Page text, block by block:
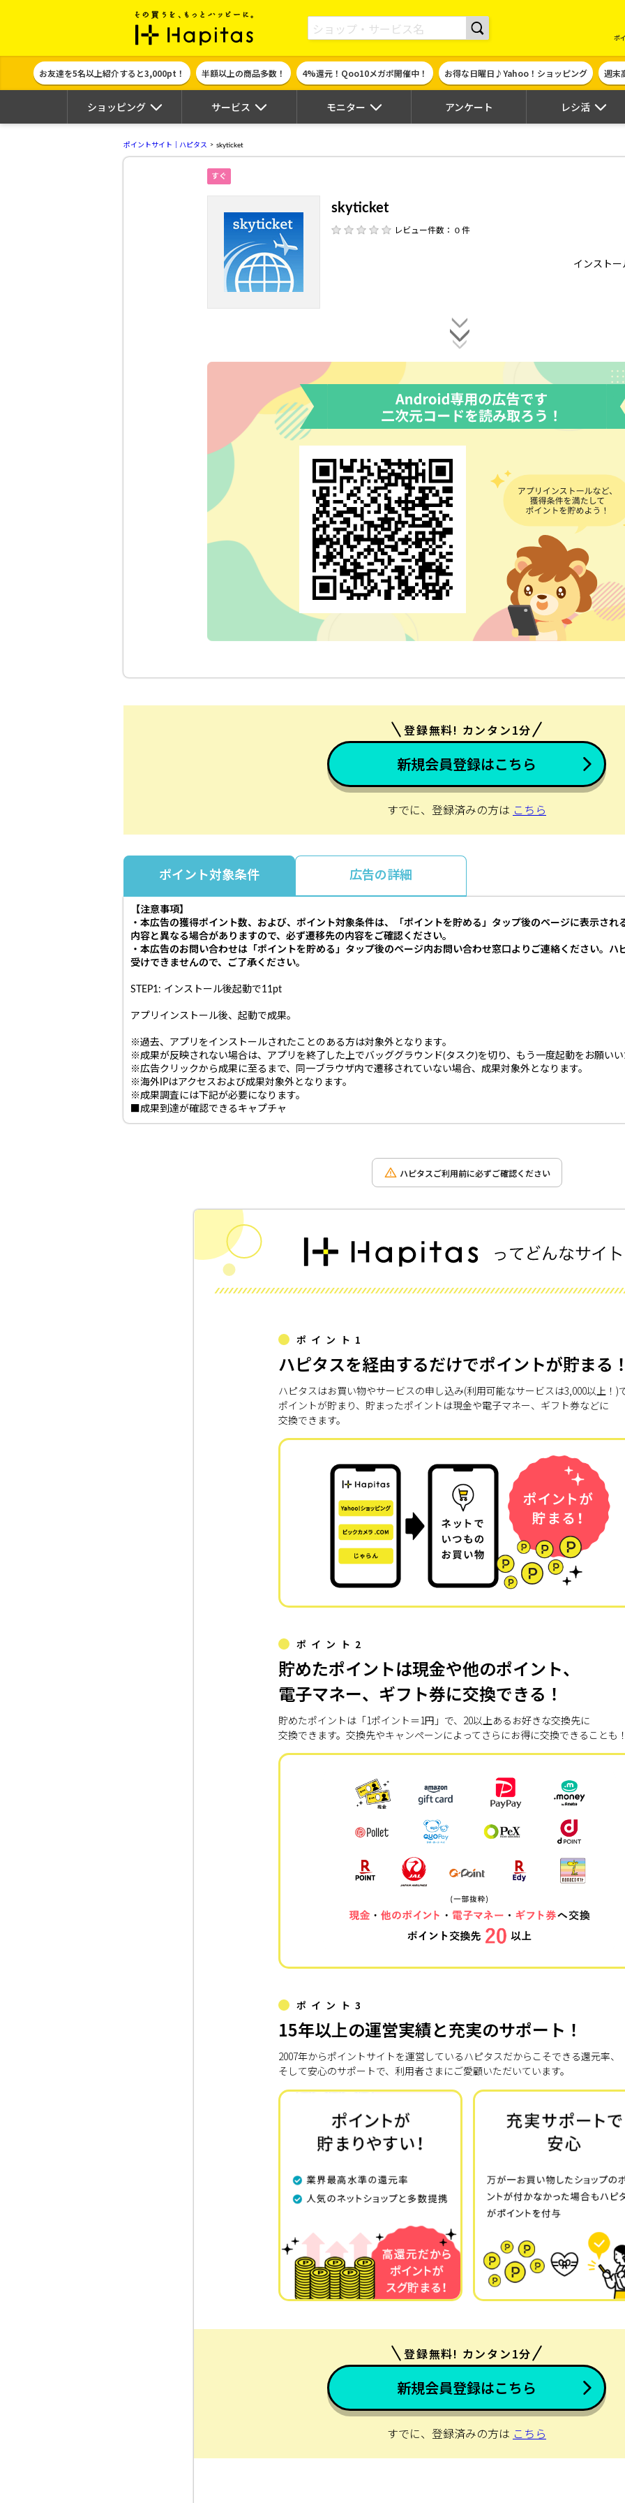
ポイント貯めて現金やギフト券に交換できるポイントサイト | ハピタス
ポ
お友達を5名以上紹介すると3,000pt！ 半額以上の商品多数！ 4%還元！Qoo10メガポ開催中！ お得な日曜日♪Yahoo！ショッピング 週末
ショッピング サービス モニター アンケート レシ活
ポイントサイト｜ハピタス skyticket
すぐ
skyticket
レビュー件数： 0 件
インスト
登録無料! カンタン1分
新規会員登録はこちら
すでに、登録済みの方は こちら
ポイント対象条件 広告の詳細
【注意事項】
・本広告の獲得ポイント数、および、ポイント対象条件は、「ポイントを貯める」タップ後のページに表示され
内容と異なる場合がありますので、必ず遷移先の内容をご確認ください。
・本広告のお問い合わせは「ポイントを貯める」タップ後のページ内お問い合わせ窓口よりご連絡ください。
受けできませんので、ご了承ください。
STEP1: インストール後起動で11pt
アプリインストール後、起動で成果。
※過去、アプリをインストールされたことのある方は対象外となります。
※成果が反映されない場合は、アプリを終了した上でバッググラウンド(タスク)を切り、もう一度起動をお願い
※広告クリックから成果に至るまで、同一ブラウザ内で遷移されていない場合、成果対象外となります。
※海外IPはアクセスおよび成果対象外となります。
※成果調査には下記が必要になります。
■成果到達が確認できるキャプチャ
ハピタスご利用前に必ずご確認ください
ポイント1
ハピタスを経由するだけでポイントが貯まる
ハピタスはお買い物やサービスの申し込み(利用可能なサービスは3,000以上！)
ポイントが貯まり、貯まったポイントは現金や電子マネー、ギフト券などに
交換できます。
ポイント2
貯めたポイントは現金や他のポイント、
電子マネー、ギフト券に交換できる！
貯めたポイントは「1ポイント＝1円」で、20以上あるお好きな交換先に
交換できます。交換先やキャンペーンによってさらにお得に交換できることも
ポイント3
15年以上の運営実績と充実のサポート！
2007年からポイントサイトを運営しているハピタスだからこそできる還元率、
そして安心のサポートで、利用者さまにご愛顧いただいています。
登録無料! カンタン1分
新規会員登録はこちら
すでに、登録済みの方は こちら